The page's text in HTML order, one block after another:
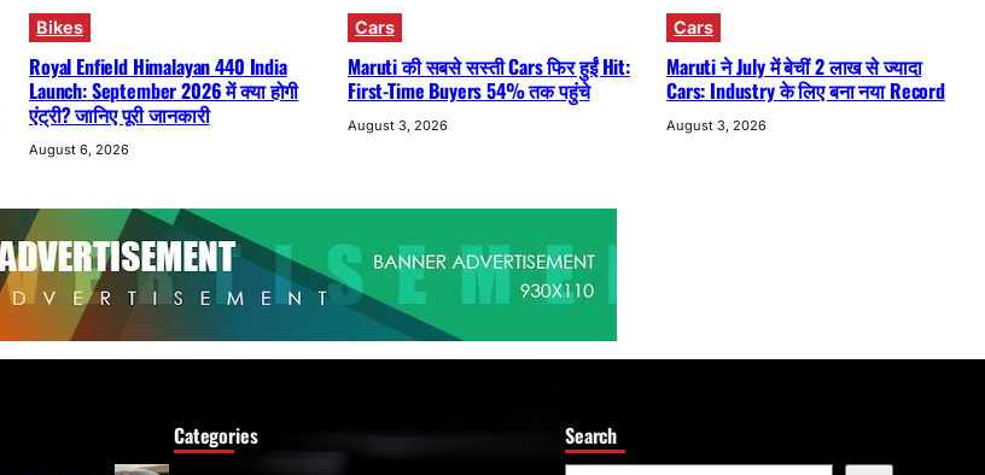
Bikes
Royal Enfield Himalayan 440 India
Launch: September 2026 में क्या होगी
एंट्री? जानिए पूरी जानकारी
August 6, 2026
Cars
Maruti की सबसे सस्ती Cars फिर हुईं Hit:
First-Time Buyers 54% तक पहुंचे
August 3, 2026
Cars
Maruti ने July में बेचीं 2 लाख से ज्यादा
Cars: Industry के लिए बना नया Record
August 3, 2026
Categories Search